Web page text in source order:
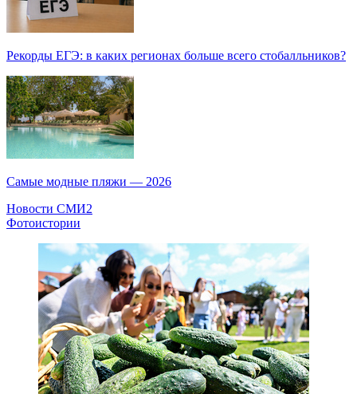
Рекорды ЕГЭ: в каких регионах больше всего стобалльников?
Самые модные пляжи — 2026
Новости СМИ2
Фотоистории